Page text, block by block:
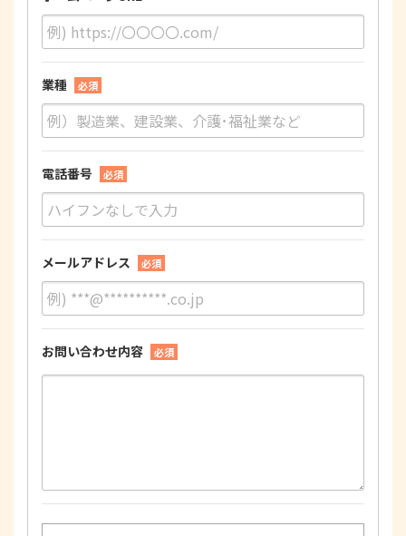
業種 必須
電話番号 必須
メールアドレス 必須
お問い合わせ内容 必須